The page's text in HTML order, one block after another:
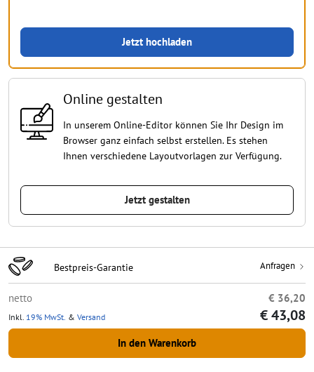
Jetzt hochladen
Online gestalten
In unserem Online-Editor können Sie Ihr Design im
Browser ganz einfach selbst erstellen. Es stehen
Ihnen verschiedene Layoutvorlagen zur Verfügung.
Jetzt gestalten
Bestpreis-Garantie Anfragen
netto € 36,20
Inkl. 19% MwSt. & Versand € 43,08
In den Warenkorb